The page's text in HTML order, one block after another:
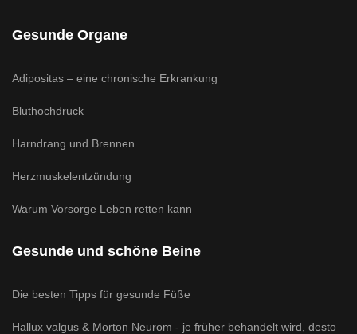
Gesunde Organe
Adipositas – eine chronische Erkrankung
Bluthochdruck
Harndrang und Brennen
Herzmuskelentzündung
Warum Vorsorge Leben retten kann
Gesunde und schöne Beine
Die besten Tipps für gesunde Füße
Hallux valgus & Morton Neurom - je früher behandelt wird, desto